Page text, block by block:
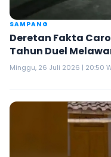
SAMPANG
Deretan Fakta
Tahun Duel
Minggu, 26 Juli 2026 | 20:50